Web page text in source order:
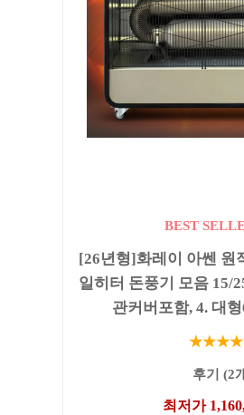
BEST
[26년형]화레이 아쎈 원
일히터 돈풍기 모음 15/
관커버포함, 4. 대
후기 (2
최저가